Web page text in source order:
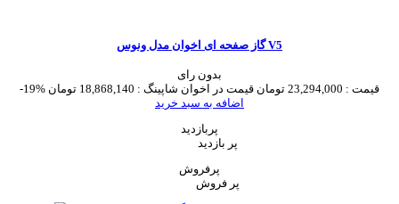
گاز صفحه ای اخوان مدل ونوس V5
بدون رای
-19%
قیمت : 23,294,000 تومان قیمت در اخوان شاپینگ : 18,868,140 تومان
اضافه به سبد خرید
پربازدید
پر بازدید
پرفروش